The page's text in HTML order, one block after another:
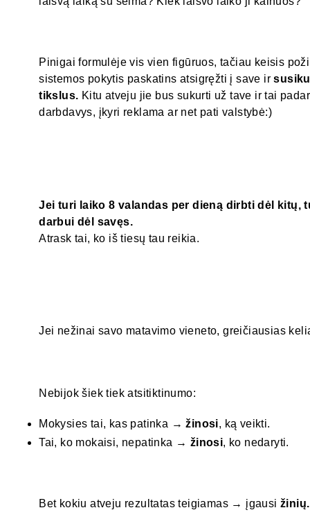
Pinigai formulėje vis vien figūruos, tačiau keisis
sistemos pokytis paskatins atsigręžti į save ir
tikslus. Kitu atveju jie bus sukurti už tave ir tai
darbdavys, įkyri reklama ar net pati valstybė:)
Jei turi laiko 8 valandas per dieną dirbti dėl kitų,
darbui dėl savęs.
Atrask tai, ko iš tiesų tau reikia.
Jei nežinai savo matavimo vieneto, greičiausias
Nebijok šiek tiek atsitiktinumo:
Mokysies tai, kas patinka →žinosi, ką veikti.
Tai, ko mokaisi, nepatinka → žinosi, ko nedaryti.
Bet kokiu atveju rezultatas teigiamas → įgausižinių.